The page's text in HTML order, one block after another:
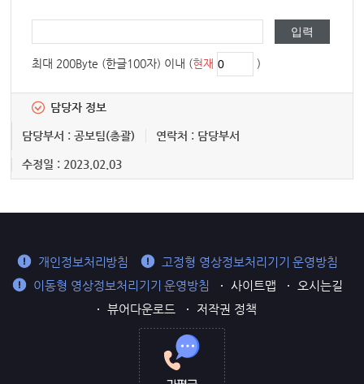
최대 200Byte (한글100자) 이내 (현재 )
담당자 정보
담당부서 : 공보팀(총괄) 연락처 : 담당부서
수정일 : 2023.02.03
개인정보처리방침
고정형 영상정보처리기기 운영방침
이동형 영상정보처리기기 운영방침
사이트맵
오시는길
뷰어다운로드
저작권 정책